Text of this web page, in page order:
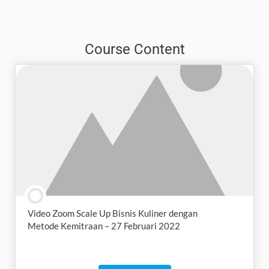
Course Content
Video Zoom Scale Up Bisnis Kuliner dengan
Metode Kemitraan – 27 Februari 2022